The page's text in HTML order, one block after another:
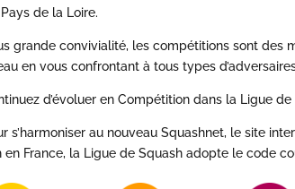
de la Loire.
grande convivialité, les compétitions sont des
en vous confrontant à tous types
d’évoluer en Compétition dans la Ligue
s’harmoniser au nouveau Squashnet, le site
France, la Ligue de Squash adopte le code